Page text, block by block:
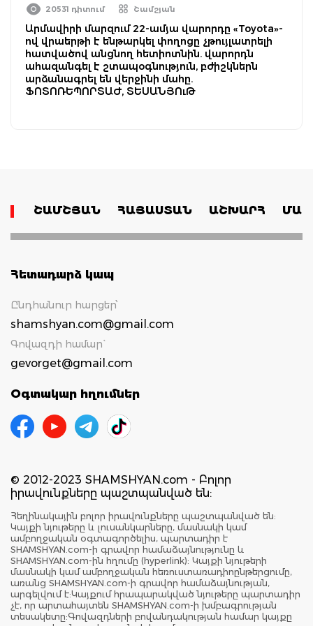
20531 դիտում Շամշյան
Արմավիրի մարզում 22-ամյա վարորդը «Toyota»-
ով վրաերթի է ենթարկել փողոցը չթույլատրելի
հատվածով անցնող հետիոտնին. վարորդն
ահազանգել է շտապօգնություն, բժիշկներն
արձանագրել են վերջինի մահը.
ՖՈՏՈՌԵՊՈՐՏԱԺ, ՏԵՍԱՆՅՈւԹ
ՇԱՄՇՅԱՆ ՀԱՅԱՍՏԱՆ ԱՇԽԱՐՀ
Հետադարձ կապ
Ընդհանուր հարցեր՝
shamshyan.com@gmail.com
Գովազդի համար`
gevorget@gmail.com
Օգտակար հղումներ
© 2012-2023 SHAMSHYAN.com - Բոլոր
իրավունքները պաշտպանված են:
Հեղինակային բոլոր իրավունքները պաշտպանված են:
Կայքի նյութերը և լուսանկարները, մասնակի կամ
ամբողջական օգտագործելիս, պարտադիր է
SHAMSHYAN.com-ի գրավոր համաձայնությունը և
SHAMSHYAN.com-ին հղումը (hyperlink): Կայքի նյութերի
մասնակի կամ ամբողջական հեռուստառադիոընթերցումը,
առանց SHAMSHYAN.com-ի գրավոր համաձայնության,
արգելվում է:Կայքում հրապարակված նյութերը պարտադիր
չէ, որ արտահայտեն SHAMSHYAN.com-ի խմբագրության
տեսակետը:Գովազդների բովանդակության համար կայքը